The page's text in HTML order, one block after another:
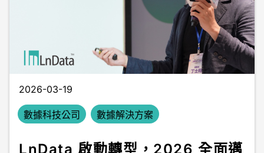
2026-03-19
數據科技公司 數據解決方案
LnData 啟動轉型，2026 全面邁